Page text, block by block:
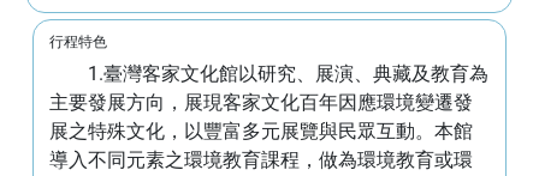
行程特色
1.臺灣客家文化館以研究、展演、典藏及教育為
主要發展方向，展現客家文化百年因應環境變遷發
展之特殊文化，以豐富多元展覽與民眾互動。本館
導入不同元素之環境教育課程，做為環境教育或環